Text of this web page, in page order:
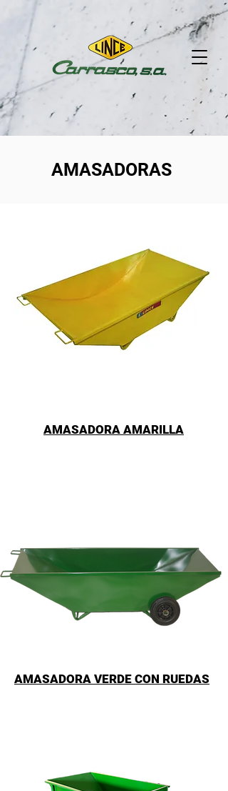
AMASADORAS
AMASADORA AMARILLA
AMASADORA VERDE CON RUEDAS